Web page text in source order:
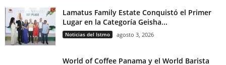
Lamatus Family Estate Conquistó el Primer
Lugar en la Categoría Geisha...
Noticias del Istmo agosto 3, 2026
World of Coffee Panama y el World Barista